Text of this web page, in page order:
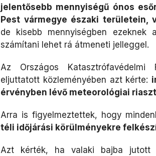
jelentősebb mennyiségű ónos
Pest vármegye északi területein,
de kisebb mennyiségben
számítani lehet rá átmeneti jelleggel.
Az Országos Katasztrófavédelmi
eljuttatott közleményében azt kérte:
érvényben lévő meteorológiai
Arra is figyelmeztettek, hogy
téli időjárási körülményekre
Azt kérték, ha valaki bajba